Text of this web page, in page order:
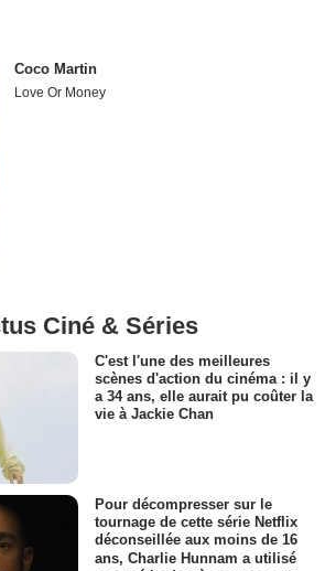
Coco Martin
Love Or Money
Ciné & Séries
C'est l'une des meilleures
scènes d'action du cinéma : il y
a 34 ans, elle aurait pu coûter la
vie à Jackie Chan
Pour décompresser sur le
tournage de cette série Netflix
déconseillée aux moins de 16
ans, Charlie Hunnam a utilisé